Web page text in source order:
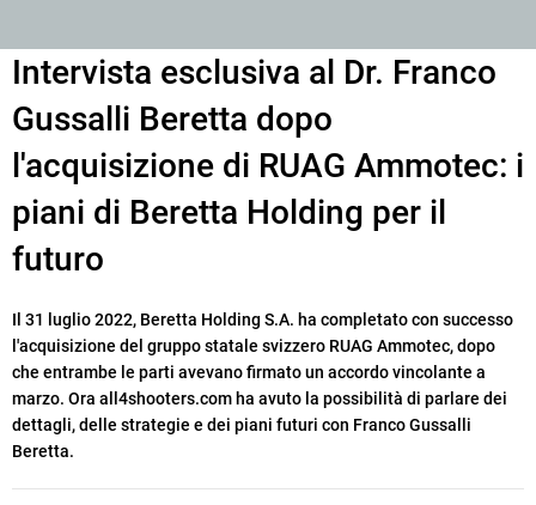
Intervista esclusiva al Dr. Franco
Gussalli Beretta dopo
l'acquisizione di RUAG Ammotec: i
piani di Beretta Holding per il
futuro
Il 31 luglio 2022, Beretta Holding S.A. ha completato con successo
l'acquisizione del gruppo statale svizzero RUAG Ammotec, dopo
che entrambe le parti avevano firmato un accordo vincolante a
marzo. Ora all4shooters.com ha avuto la possibilità di parlare dei
dettagli, delle strategie e dei piani futuri con Franco Gussalli
Beretta.